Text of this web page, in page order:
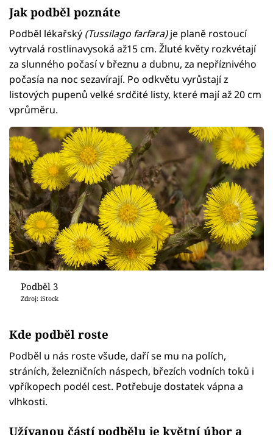
Jak podběl poznáte
Podběl lékařský (Tussilago farfara)je planě rostoucí
vytrvalá rostlinavysoká až15 cm. Žluté květy rozkvétají
za slunného počasí v březnu a dubnu, za nepříznivého
počasía na noc sezavírají. Po odkvětu vyrůstají z
listových pupenů velké srdčité listy, které mají až 20 cm
vprůměru.
Podběl 3
Zdroj: iStock
Kde podběl roste
Podběl u nás roste všude, daří se mu na polích,
stráních, železničních náspech, březích vodních toků i
vpříkopech podél cest. Potřebuje dostatek vápna a
vlhkosti.
Užívanou částí podbělu je květní úbor a